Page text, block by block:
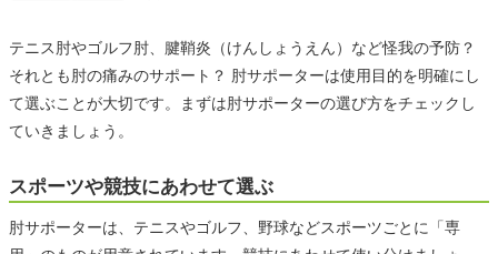
テニス肘やゴルフ肘、腱鞘炎（けんしょうえん）など怪我の予防？
それとも肘の痛みのサポート？ 肘サポーターは使用目的を明確にし
て選ぶことが大切です。まずは肘サポーターの選び方をチェックし
ていきましょう。
スポーツや競技にあわせて選ぶ
肘サポーターは、テニスやゴルフ、野球などスポーツごとに「専